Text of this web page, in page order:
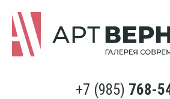
+7 (985) 768-